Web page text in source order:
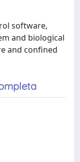
software,
and biological
and confined